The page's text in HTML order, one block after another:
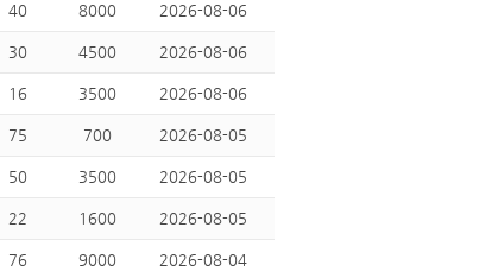
40 8000 2026-08-06
30 4500 2026-08-06
16 3500 2026-08-06
75 700 2026-08-05
50 3500 2026-08-05
22 1600 2026-08-05
76 9000 2026-08-04